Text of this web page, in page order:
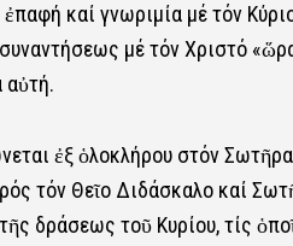
καί γνωριμία μέ τόν
μέ τόν Χριστό
αὐτή.
ἐξ ὁλοκλήρου στόν Σωτῆρα
τόν Θεῖο Διδάσκαλο καί
δράσεως τοῦ Κυρίου, τίς